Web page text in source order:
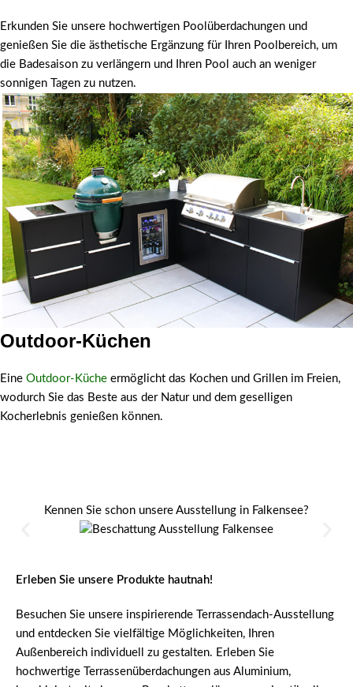
Erkunden Sie unsere hochwertigen Poolüberdachungen und
genießen Sie die ästhetische Ergänzung für Ihren Poolbereich, um
die Badesaison zu verlängern und Ihren Pool auch an weniger
sonnigen Tagen zu nutzen.
Küchen
Outdoor-Küchen
Eine Outdoor-Küche ermöglicht das Kochen und Grillen im Freien,
wodurch Sie das Beste aus der Natur und dem geselligen
Kocherlebnis genießen können.
Kennen Sie schon unsere Ausstellung in Falkensee?
Erleben Sie unsere Produkte hautnah!
Besuchen Sie unsere inspirierende Terrassendach-Ausstellung
und entdecken Sie vielfältige Möglichkeiten, Ihren
Außenbereich individuell zu gestalten. Erleben Sie
hochwertige Terrassenüberdachungen aus Aluminium,